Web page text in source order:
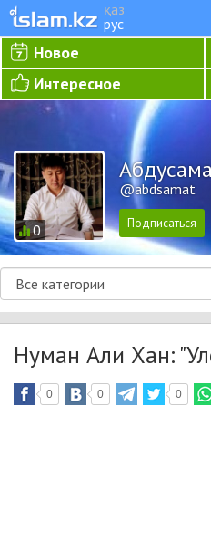
қаз
рус
Новое
Интересное
0
@abdsamat
Нуман Али Хан:
0 0 0